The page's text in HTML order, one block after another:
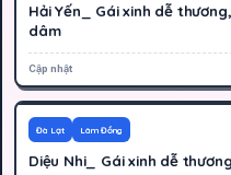
Hải Yến_ Gái xinh dễ
dâm
Cập nhật
400K
Đà Lạt Lâm Đồng
Diệu Nhi_ Gái xinh dễ